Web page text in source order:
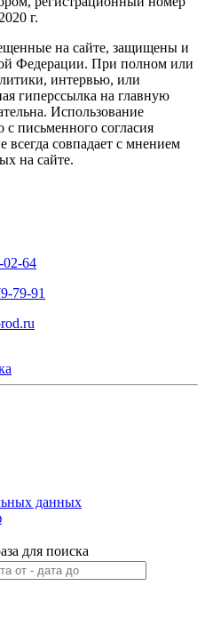
г.
на сайте, защищены и
Федерации. При полном или
интервью, или
гиперссылка на главную
Использование
письменного согласия
совпадает с мнением
на сайте.
02-64
79-91
данных
для поиска